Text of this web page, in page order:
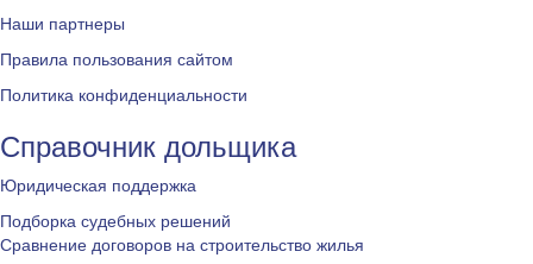
Наши партнеры
Правила пользования сайтом
Политика конфиденциальности
Справочник дольщика
Юридическая поддержка
Подборка судебных решений
Сравнение договоров на строительство жилья